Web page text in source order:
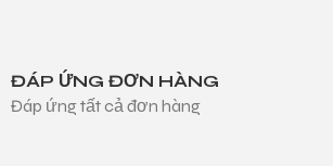
ĐÁP ỨNG ĐƠN HÀNG
Đáp ứng tất cả đơn hàng